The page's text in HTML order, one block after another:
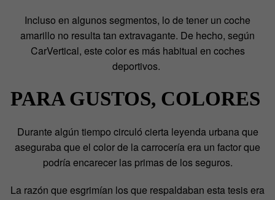
Incluso en algunos segmentos, lo de tener un coche
amarillo no resulta tan extravagante. De hecho, según
CarVertical, este color es más habitual en coches
deportivos.
PARA GUSTOS, COLORES
Durante algún tiempo circuló cierta leyenda urbana que
aseguraba que el color de la carrocería era un factor que
podría encarecer las primas de los seguros.
La razón que esgrimían los que respaldaban esta tesis era